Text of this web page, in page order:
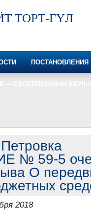
ТӨРТ-ГҮЛ
ПОСТАНОВЛЕНИЯ
№ 59-5
О
2018